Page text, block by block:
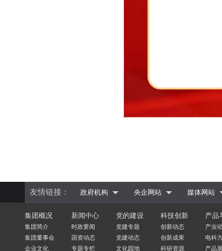
友情链接： 政府机构 央企网站 媒体网站
集团概况
集团简介
集团董事会
企业文化
新闻中心
时政要闻
国资动态
专题专栏
党的建设
党建专题
党建动态
文化园地
科技创新
创新动态
创新成果
科研资源
产品
产业
电科
产品